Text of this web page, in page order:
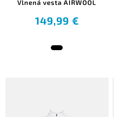
Vlnená vesta AIRWOOL
149,99 €